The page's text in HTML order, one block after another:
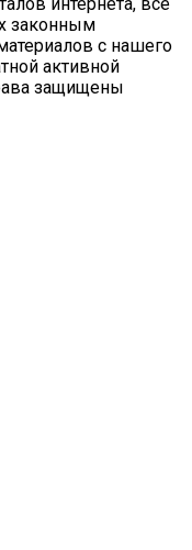
законным
с нашего
активной
защищены